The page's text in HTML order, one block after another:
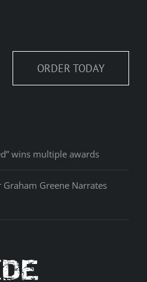
ORDER TODAY
wins multiple awards
Greene Narrates